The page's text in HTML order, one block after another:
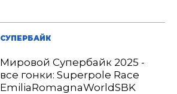
СУПЕРБАЙК
Мировой Супербайк 2025 -
все гонки: Superpole Race
EmiliaRomagnaWorldSBK